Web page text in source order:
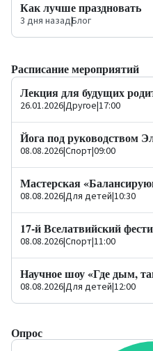
Как лучше праздновать
3 дня назад|Блог
Расписание мероприятий
Лекция для будущих
26.01.2026|Другое|17:00
Йога под руководством
08.08.2026|Спорт|09:00
Мастерская
08.08.2026|Для детей|10:30
17-й Вселатвийский
08.08.2026|Спорт|11:00
Научное шоу «Где дым,
08.08.2026|Для детей|12:00
Опрос